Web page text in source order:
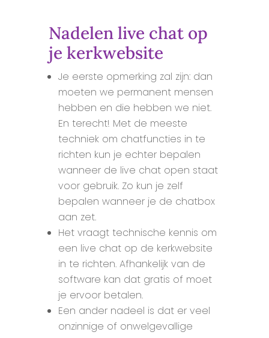
Nadelen live chat op
je kerkwebsite
Je eerste opmerking zal zijn: dan
moeten we permanent mensen
hebben en die hebben we niet.
En terecht! Met de meeste
techniek om chatfuncties in te
richten kun je echter bepalen
wanneer de live chat open staat
voor gebruik. Zo kun je zelf
bepalen wanneer je de chatbox
aan zet.
Het vraagt technische kennis om
een live chat op de kerkwebsite
in te richten. Afhankelijk van de
software kan dat gratis of moet
je ervoor betalen.
Een ander nadeel is dat er veel
onzinnige of onwelgevallige